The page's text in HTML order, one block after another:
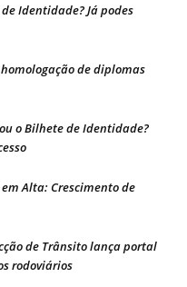
Identidade? Já podes
homologação de diplomas
o Bilhete de Identidade?
em Alta: Crescimento de
de Trânsito lança portal
rodoviários